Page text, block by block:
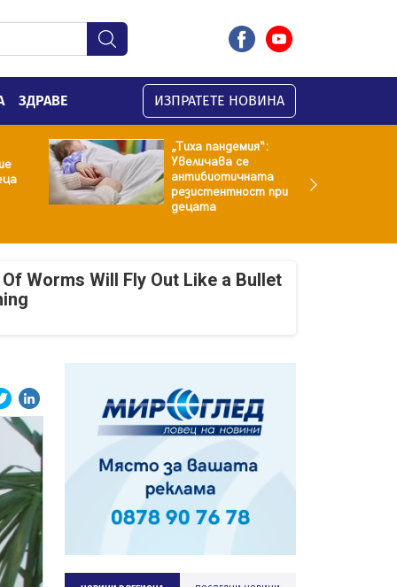
ЗДРАВЕ ИЗПРАТЕТЕ НОВИНА
„Тиха пандемия“:
Увеличава се
антибиотичната
резистентност при
децата
Worms Will Fly Out Like a Bullet